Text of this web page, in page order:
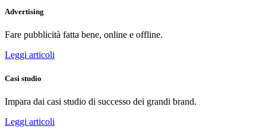
Advertising
Fare pubblicità fatta bene, online e offline.
Leggi articoli
Casi studio
Impara dai casi studio di successo dei grandi brand.
Leggi articoli